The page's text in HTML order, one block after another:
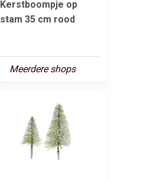
Kerstboompje op
stam 35 cm rood
Meerdere shops